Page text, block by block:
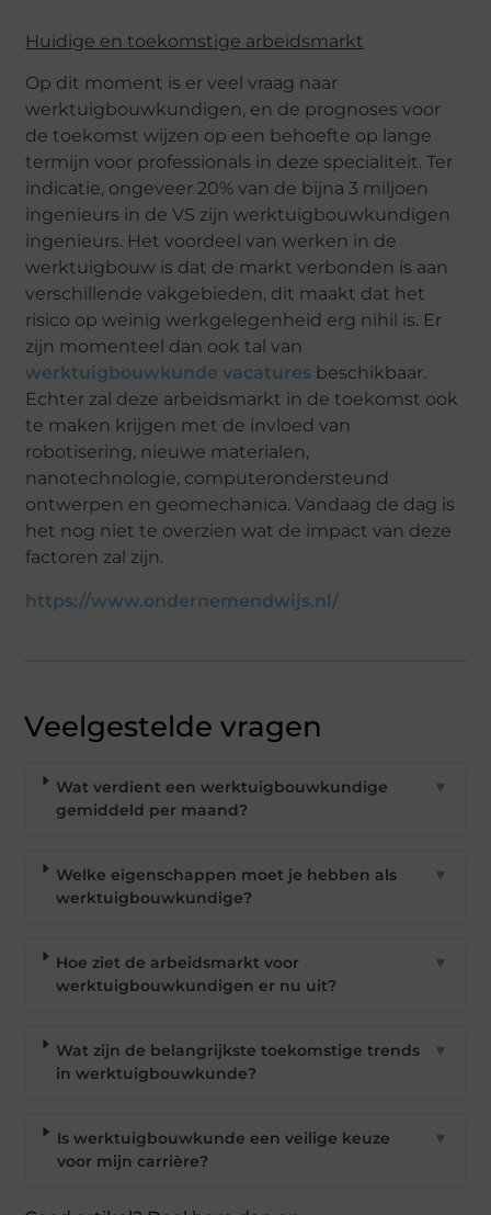
Huidige en toekomstige arbeidsmarkt
Op dit moment is er veel vraag naar
werktuigbouwkundigen, en de prognoses voor
de toekomst wijzen op een behoefte op lange
termijn voor professionals in deze specialiteit. Ter
indicatie, ongeveer 20% van de bijna 3 miljoen
ingenieurs in de VS zijn werktuigbouwkundigen
ingenieurs. Het voordeel van werken in de
werktuigbouw is dat de markt verbonden is aan
verschillende vakgebieden, dit maakt dat het
risico op weinig werkgelegenheid erg nihil is. Er
zijn momenteel dan ook tal van
werktuigbouwkunde vacatures beschikbaar.
Echter zal deze arbeidsmarkt in de toekomst ook
te maken krijgen met de invloed van
robotisering, nieuwe materialen,
nanotechnologie, computerondersteund
ontwerpen en geomechanica. Vandaag de dag is
het nog niet te overzien wat de impact van deze
factoren zal zijn.
https://www.ondernemendwijs.nl/
Veelgestelde vragen
Wat verdient een werktuigbouwkundige
gemiddeld per maand?
▼
Welke eigenschappen moet je hebben als
werktuigbouwkundige?
▼
Hoe ziet de arbeidsmarkt voor
werktuigbouwkundigen er nu uit?
▼
Wat zijn de belangrijkste toekomstige trends
in werktuigbouwkunde?
▼
Is werktuigbouwkunde een veilige keuze
voor mijn carrière?
▼